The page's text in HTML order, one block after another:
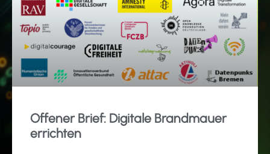
Offener Brief: Digitale Brandmauer
errichten